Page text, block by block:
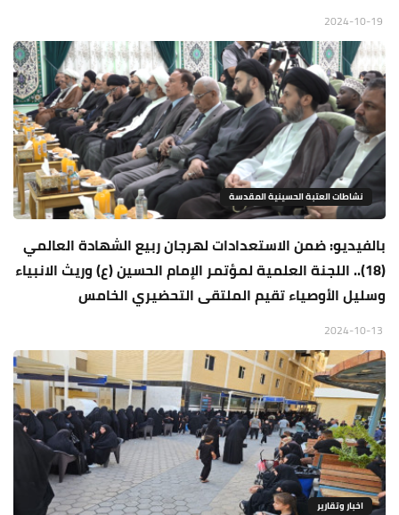
نشاطات العتبة الحسينية المقدسة
بالفيديو: ضمن الاستعدادات لهرجان ربيع الشهادة العالمي
(18).. اللجنة العلمية لمؤتمر الإمام الحسين (ع) وريث الانبياء
وسليل الأوصياء تقيم الملتقى التحضيري الخامس
اخبار وتقارير